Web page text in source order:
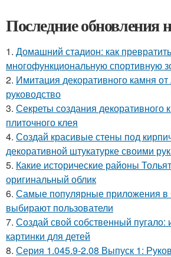
Последние обновления
1. Домашний стадион: как
многофункциональную спортивную
2. Имитация декоративного камня
руководство
3. Секреты создания декоративного
плиточного клея
4. Создай красивые стены под
декоративной штукатурке своими
5. Какие исторические районы
оригинальный облик
6. Самые популярные приложения в
выбирают пользователи
7. Создай свой собственный пугало:
картинки для детей
8. Серия 1.045.9-2.08 Выпуск 1: